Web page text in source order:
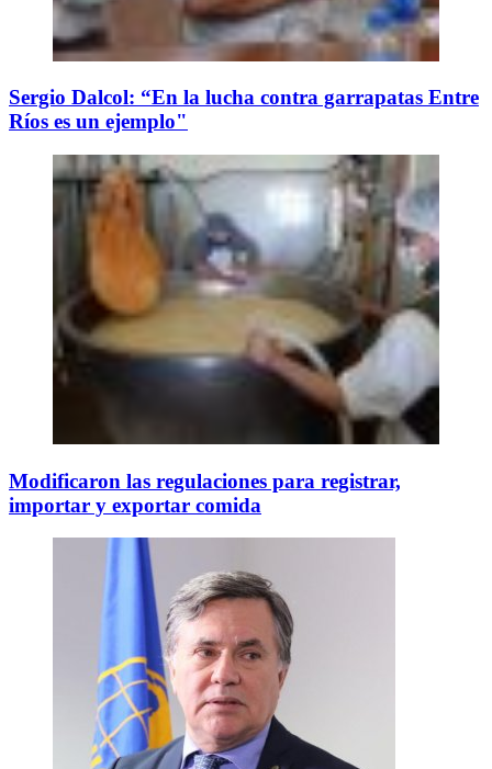
Sergio Dalcol: “En la lucha contra garrapatas Entre
Ríos es un ejemplo"
Modificaron las regulaciones para registrar,
importar y exportar comida